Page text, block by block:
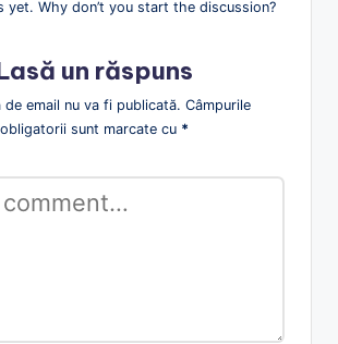
yet. Why don’t you start the discussion?
un răspuns
de email nu va fi publicată. Câmpurile
obligatorii sunt marcate cu *